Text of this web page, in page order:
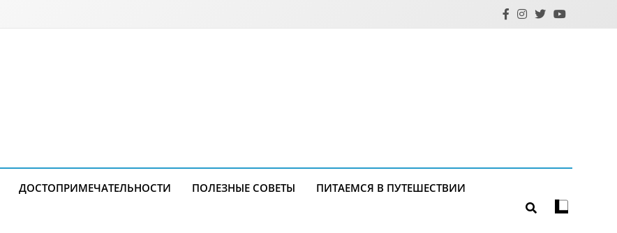
ДОСТОПРИМЕЧАТЕЛЬНОСТИ ПОЛЕЗНЫЕ СОВЕТЫ ПИТАЕМСЯ В ПУТЕШЕСТВИИ